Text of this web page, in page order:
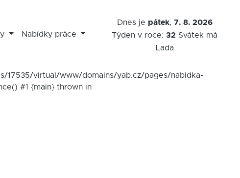
Nabídky práce
Dnes je pátek, 7. 8. 2026
Týden v roce:32 Svátek má
Lada
17535/virtual/www/domains/yab.cz/pages/nabidka-
#1 {main} thrown in